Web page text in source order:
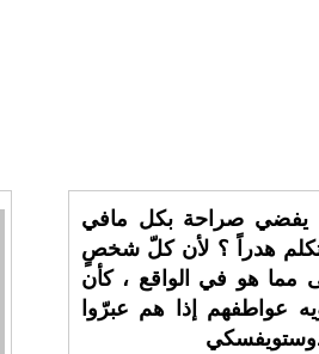
يفضي صراحة بكل مافي
هدراً ؟ لأن كلّ شخصٍ
هو في الواقع ، كأن
عواطفهم إذا هم عبرّوا
دوستويفسكي